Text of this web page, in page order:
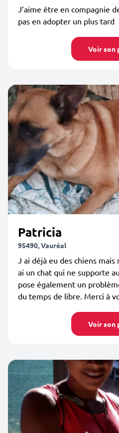
J’aime être en compagnie
pas en adopter un plus tard
Voir son
Patricia
95490, Vauréal
J ai déjà eu des chiens
ai un chat qui ne supporte
pose également un
du temps de libre. Merci à
Voir son